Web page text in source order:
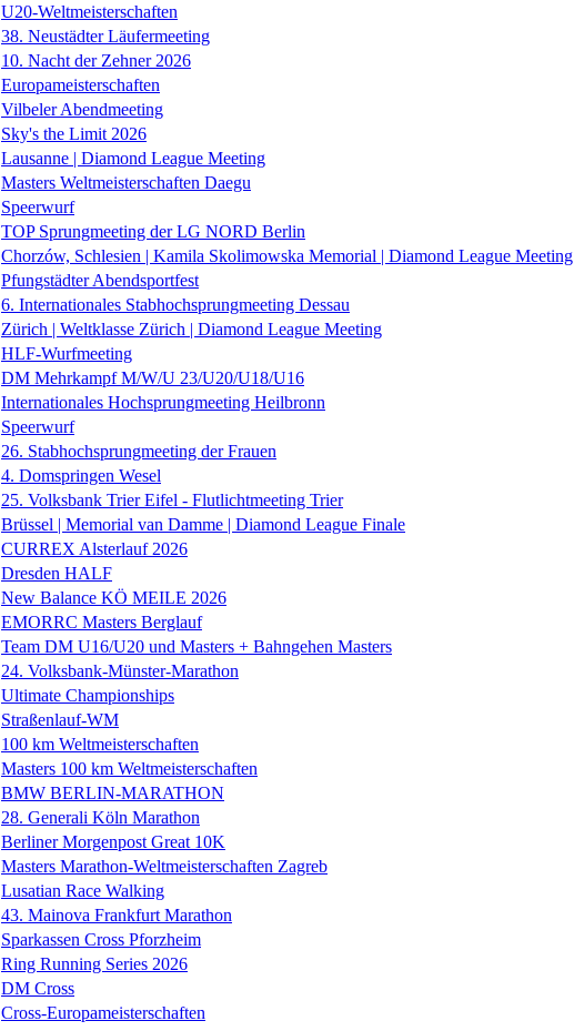
U20-Weltmeisterschaften
38. Neustädter Läufermeeting
10. Nacht der Zehner 2026
Europameisterschaften
Vilbeler Abendmeeting
Sky's the Limit 2026
Lausanne | Diamond League Meeting
Masters Weltmeisterschaften Daegu
Speerwurf
TOP Sprungmeeting der LG NORD Berlin
Chorzów, Schlesien | Kamila Skolimowska Memorial | Diamond League Meeting
Pfungstädter Abendsportfest
6. Internationales Stabhochsprungmeeting Dessau
Zürich | Weltklasse Zürich | Diamond League Meeting
HLF-Wurfmeeting
DM Mehrkampf M/W/U 23/U20/U18/U16
Internationales Hochsprungmeeting Heilbronn
Speerwurf
26. Stabhochsprungmeeting der Frauen
4. Domspringen Wesel
25. Volksbank Trier Eifel - Flutlichtmeeting Trier
Brüssel | Memorial van Damme | Diamond League Finale
CURREX Alsterlauf 2026
Dresden HALF
New Balance KÖ MEILE 2026
EMORRC Masters Berglauf
Team DM U16/U20 und Masters + Bahngehen Masters
24. Volksbank-Münster-Marathon
Ultimate Championships
Straßenlauf-WM
100 km Weltmeisterschaften
Masters 100 km Weltmeisterschaften
BMW BERLIN-MARATHON
28. Generali Köln Marathon
Berliner Morgenpost Great 10K
Masters Marathon-Weltmeisterschaften Zagreb
Lusatian Race Walking
43. Mainova Frankfurt Marathon
Sparkassen Cross Pforzheim
Ring Running Series 2026
DM Cross
Cross-Europameisterschaften